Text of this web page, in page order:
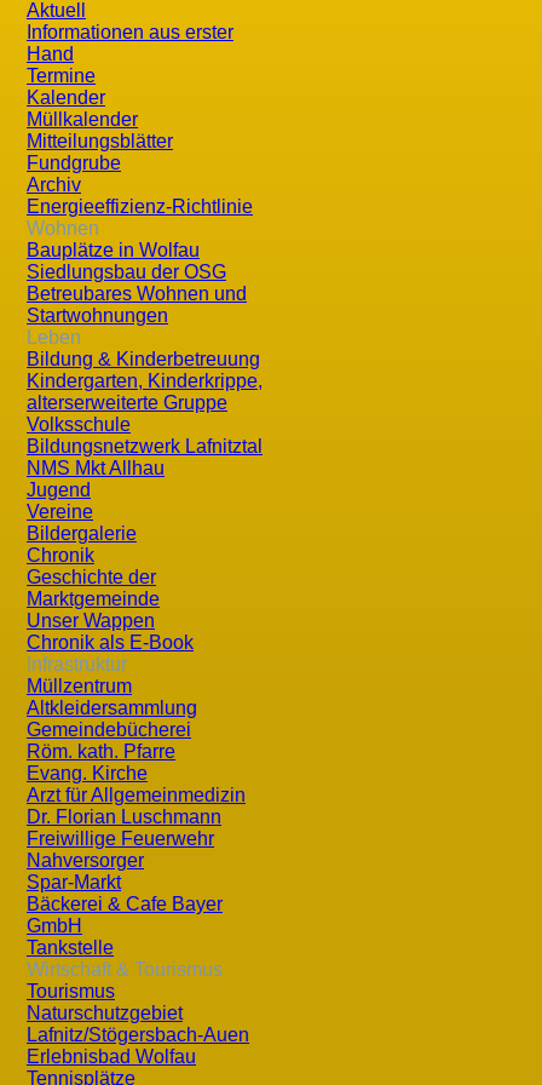
Aktuell
Informationen aus erster
Hand
Termine
Kalender
Müllkalender
Mitteilungsblätter
Fundgrube
Archiv
Energieeffizienz-Richtlinie
Wohnen
Bauplätze in Wolfau
Siedlungsbau der OSG
Betreubares Wohnen und
Startwohnungen
Leben
Bildung & Kinderbetreuung
Kindergarten, Kinderkrippe,
alterserweiterte Gruppe
Volksschule
Bildungsnetzwerk Lafnitztal
NMS Mkt Allhau
Jugend
Vereine
Bildergalerie
Chronik
Geschichte der
Marktgemeinde
Unser Wappen
Chronik als E-Book
Infrastruktur
Müllzentrum
Altkleidersammlung
Gemeindebücherei
Röm. kath. Pfarre
Evang. Kirche
Arzt für Allgemeinmedizin
Dr. Florian Luschmann
Freiwillige Feuerwehr
Nahversorger
Spar-Markt
Bäckerei & Cafe Bayer
GmbH
Tankstelle
Wirtschaft & Tourismus
Tourismus
Naturschutzgebiet
Lafnitz/Stögersbach-Auen
Erlebnisbad Wolfau
Tennisplätze
Aktuelle Seite:
Naturschutzgebiet Lafnitz/
Das Naturschutzgebiet Lafnitz/Stögersbach-Auen stellt
größten Naturschutzgebiete des Burgenlandes.
Zahlreiche seltene, bereits vom Aussterben bedrohte
einen, weil der Mensch, insbesondere der Bauer, hier
anderen, weil ein Teil dieser Aulandschaft unberührt
Dieses jahrhundertelange Miteinander von
ungewöhnliche Artenvielfalt.
Viele Arten, die man nur noch als Namen von der "Roten
Umweltbedingungen.
So finden sich auf den Feuchtwiesen etwa der leuchtend
Schwertlilie in einigen Exemplaren wieder und haben
Neben einer Vielzahl von Insekten sind auch einige stark
ideale Brutplätze vorfinden, ebenso wie Korn- und